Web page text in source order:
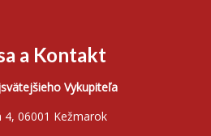
a Kontakt
Vykupiteľa
4, 06001 Kežmarok